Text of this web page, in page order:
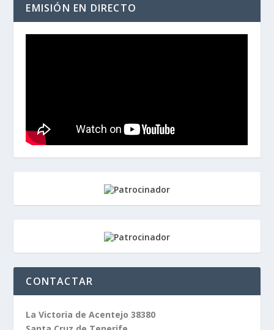
EMISIÓN EN DIRECTO
CONTACTAR
La Victoria de Acentejo 38380